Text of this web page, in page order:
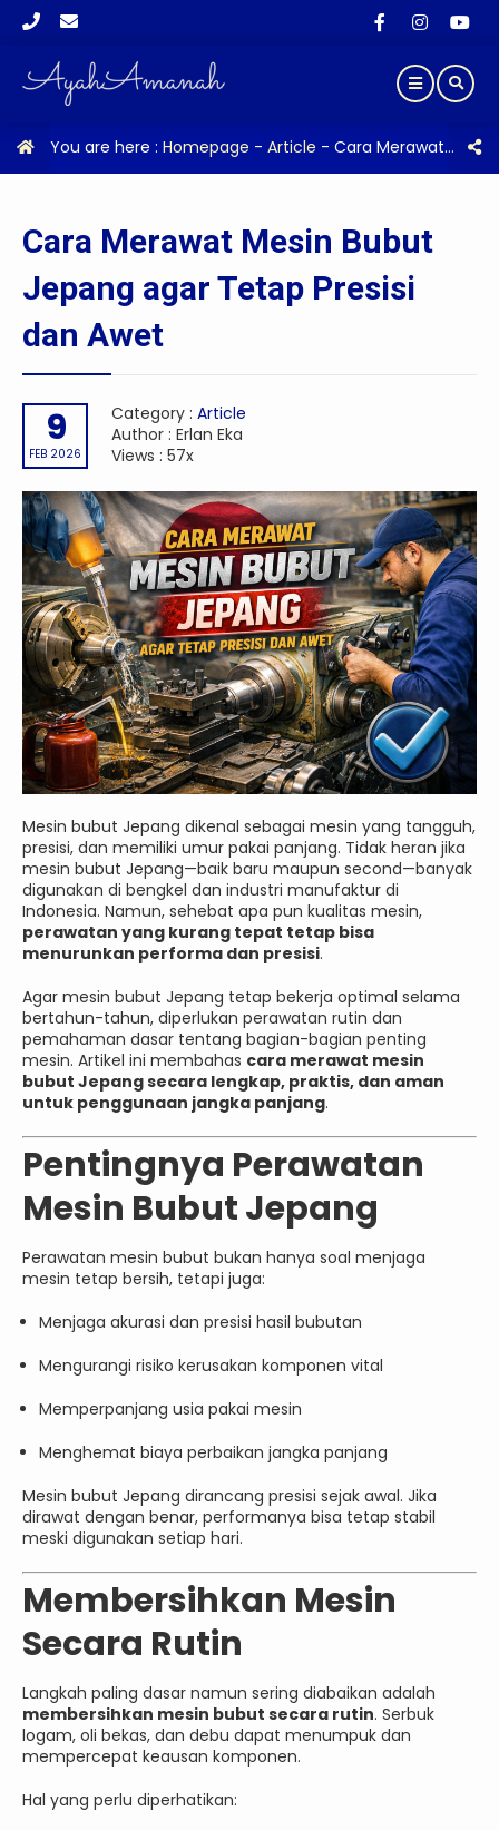
You are here : Homepage - Article - Cara Merawat Mesin Bubut Jepang agar Tetap Presisi dan Awet
Cara Merawat Mesin Bubut
Jepang agar Tetap Presisi
dan Awet
9
FEB 2026
Category : Article
Author : Erlan Eka
Views : 57x
Mesin bubut Jepang dikenal sebagai mesin yang tangguh,
presisi, dan memiliki umur pakai panjang. Tidak heran jika
mesin bubut Jepang—baik baru maupun second—banyak
digunakan di bengkel dan industri manufaktur di
Indonesia. Namun, sehebat apa pun kualitas mesin,
perawatan yang kurang tepat tetap bisa
menurunkan performa dan presisi.
Agar mesin bubut Jepang tetap bekerja optimal selama
bertahun-tahun, diperlukan perawatan rutin dan
pemahaman dasar tentang bagian-bagian penting
mesin. Artikel ini membahas cara merawat mesin
bubut Jepang secara lengkap, praktis, dan aman
untuk penggunaan jangka panjang.
Pentingnya Perawatan
Mesin Bubut Jepang
Perawatan mesin bubut bukan hanya soal menjaga
mesin tetap bersih, tetapi juga:
Menjaga akurasi dan presisi hasil bubutan
Mengurangi risiko kerusakan komponen vital
Memperpanjang usia pakai mesin
Menghemat biaya perbaikan jangka panjang
Mesin bubut Jepang dirancang presisi sejak awal. Jika
dirawat dengan benar, performanya bisa tetap stabil
meski digunakan setiap hari.
Membersihkan Mesin
Secara Rutin
Langkah paling dasar namun sering diabaikan adalah
membersihkan mesin bubut secara rutin. Serbuk
logam, oli bekas, dan debu dapat menumpuk dan
mempercepat keausan komponen.
Hal yang perlu diperhatikan: